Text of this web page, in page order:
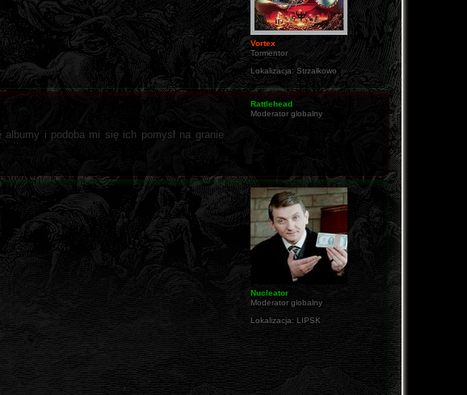
Vortex
Tormentor
Lokalizacja: Strzałkowo
Rattlehead
Moderator globalny
i podoba mi się ich pomysł na granie
Nucleator
Moderator globalny
Lokalizacja: LIPSK